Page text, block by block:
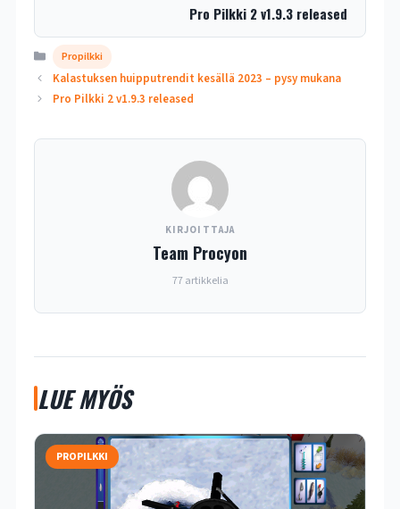
Pro Pilkki 2 v1.9.3 released
Kategoriat
Propilkki
Kalastuksen huipputrendit kesällä 2023 – pysy mukana
Pro Pilkki 2 v1.9.3 released
KIRJOITTAJA
Team Procyon
77 artikkelia
LUE MYÖS
PROPILKKI